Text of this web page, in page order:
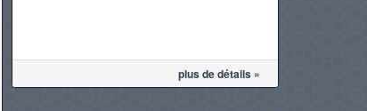
plus de détails »